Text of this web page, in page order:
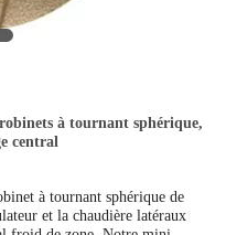
à tournant sphérique,
central
à tournant sphérique de
et la chaudière latéraux